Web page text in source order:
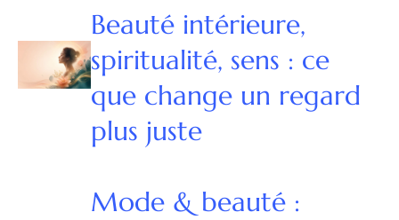
Beauté intérieure,
spiritualité, sens : ce
que change un regard
plus juste
Mode & beauté :